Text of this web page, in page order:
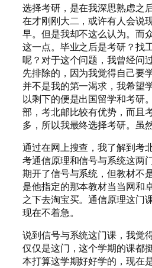
选择考研，是在我深思熟虑之
在才刚刚大二，或许有人会说
早。但是我却不这么认为。而
这一点。毕业之后是考研？找
呢？对于这个问题，我曾经问
先排除的，因为我觉得自己要
并不是我的第一渴求，我希望
以剩下的便是出国留学和考研
部，考北邮比较有优势，而且
多，所以我最终选择考研。虽
通过在网上搜查，我了解到考
考通信原理和信号与系统这两
期开了信号与系统，但教材不
是他指定的那本教材当当网和
之下去淘宝买。通信原理这门
现在不着急。­
说到信号与系统这门课，我觉
仅仅是这门，这个学期的课都
本打算这学期好好学的，现在